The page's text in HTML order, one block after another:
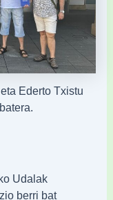
Ederto Txistu
Udalak
berri bat